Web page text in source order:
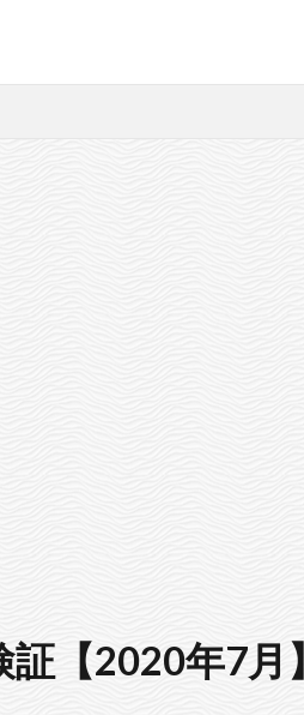
【2020年7月】